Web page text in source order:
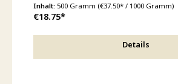
aufbereitet, um ihr klares Aromaprofil zu
Tasse vereinen sich sanfte Blütennoten mit
Rösttiefe und Frische – deswegen ist der
Palette an Zubereitungsmethoden optimal
frischer Filterkaffee, eleganter Caffè Crema
Inhalt: 500 Gramm (€37.50* / 1000 Gramm)
€18.75*
Details